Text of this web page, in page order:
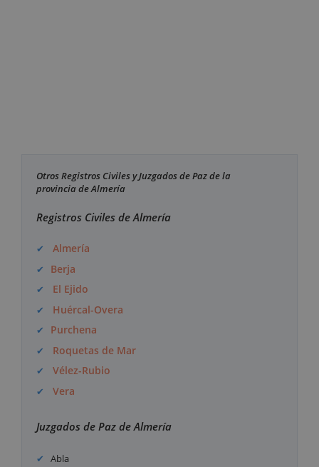
Otros Registros Civiles y Juzgados de Paz de la
provincia de Almería
Registros Civiles de Almería
Almería
Berja
El Ejido
Huércal-Overa
Purchena
Roquetas de Mar
Vélez-Rubio
Vera
Juzgados de Paz de Almería
Abla